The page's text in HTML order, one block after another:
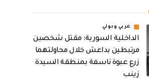
عربي ودولي
الداخلية السورية: مقتل شخصين
مرتبطين بداعش خلال محاولتهما
زرع عبوة ناسفة بمنطقة السيدة
زينب